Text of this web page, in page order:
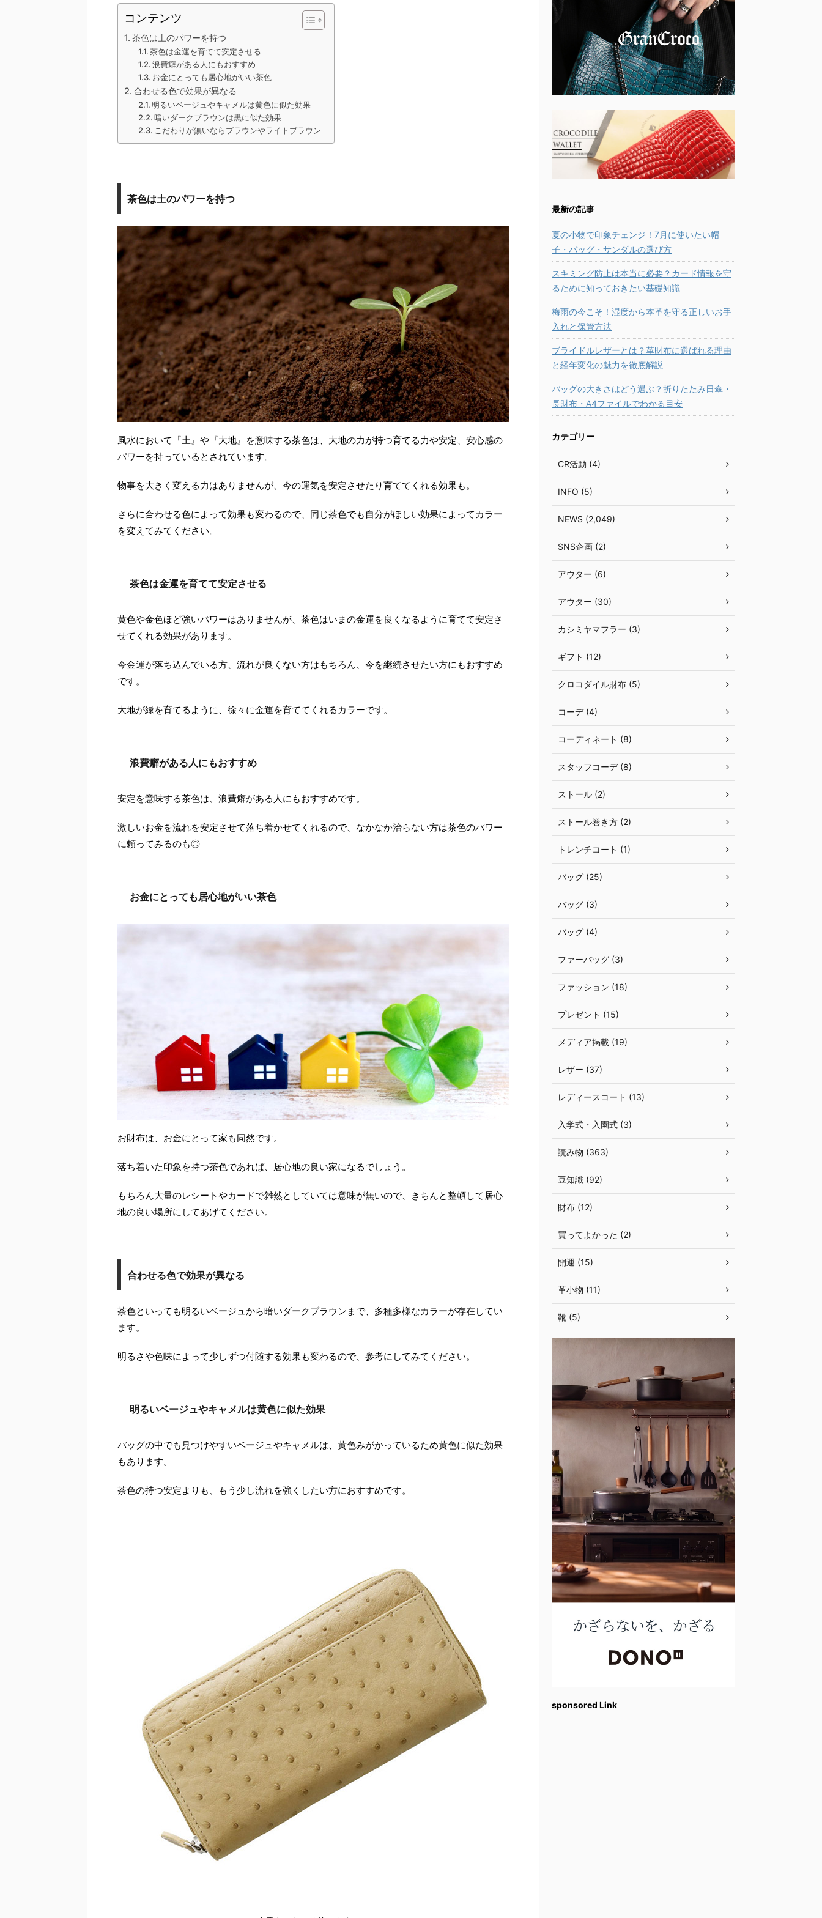
コンテンツ
茶色は土のパワーを持つ
茶色は金運を育てて安定させる
浪費癖がある人にもおすすめ
お金にとっても居心地がいい茶色
合わせる色で効果が異なる
明るいベージュやキャメルは黄色に似た効果
暗いダークブラウンは黒に似た効果
こだわりが無いならブラウンやライトブラウン
茶色は土のパワーを持つ
風水において『土』や『大地』を意味する茶色は、大地の力が持つ育てる力や安定、安心感の
パワーを持っているとされています。
物事を大きく変える力はありませんが、今の運気を安定させたり育ててくれる効果も。
さらに合わせる色によって効果も変わるので、同じ茶色でも自分がほしい効果によってカラー
を変えてみてください。
茶色は金運を育てて安定させる
黄色や金色ほど強いパワーはありませんが、茶色はいまの金運を良くなるように育てて安定さ
せてくれる効果があります。
今金運が落ち込んでいる方、流れが良くない方はもちろん、今を継続させたい方にもおすすめ
です。
大地が緑を育てるように、徐々に金運を育ててくれるカラーです。
浪費癖がある人にもおすすめ
安定を意味する茶色は、浪費癖がある人にもおすすめです。
激しいお金を流れを安定させて落ち着かせてくれるので、なかなか治らない方は茶色のパワー
に頼ってみるのも◎
お金にとっても居心地がいい茶色
お財布は、お金にとって家も同然です。
落ち着いた印象を持つ茶色であれば、居心地の良い家になるでしょう。
もちろん大量のレシートやカードで雑然としていては意味が無いので、きちんと整頓して居心
地の良い場所にしてあげてください。
合わせる色で効果が異なる
茶色といっても明るいベージュから暗いダークブラウンまで、多種多様なカラーが存在してい
ます。
明るさや色味によって少しずつ付随する効果も変わるので、参考にしてみてください。
明るいベージュやキャメルは黄色に似た効果
バッグの中でも見つけやすいベージュやキャメルは、黄色みがかっているため黄色に似た効果
もあります。
茶色の持つ安定よりも、もう少し流れを強くしたい方におすすめです。
最新の記事
夏の小物で印象チェンジ！7月に使いたい帽
子・バッグ・サンダルの選び方
スキミング防止は本当に必要？カード情報を守
るために知っておきたい基礎知識
梅雨の今こそ！湿度から本革を守る正しいお手
入れと保管方法
ブライドルレザーとは？革財布に選ばれる理由
と経年変化の魅力を徹底解説
バッグの大きさはどう選ぶ？折りたたみ日傘・
長財布・A4ファイルでわかる目安
カテゴリー
CR活動 (4)
INFO (5)
NEWS (2,049)
SNS企画 (2)
アウター (6)
アウター (30)
カシミヤマフラー (3)
ギフト (12)
クロコダイル財布 (5)
コーデ (4)
コーディネート (8)
スタッフコーデ (8)
ストール (2)
ストール巻き方 (2)
トレンチコート (1)
バッグ (25)
バッグ (3)
バッグ (4)
ファーバッグ (3)
ファッション (18)
プレゼント (15)
メディア掲載 (19)
レザー (37)
レディースコート (13)
入学式・入園式 (3)
読み物 (363)
豆知識 (92)
財布 (12)
買ってよかった (2)
開運 (15)
革小物 (11)
靴 (5)
sponsored Link